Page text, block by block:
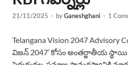
21/11/2025 - byGaneshghani - 1
Telangana Vision 2047 Advisory
విజన్ 2047’ కోసం అంతర్జాతీయ స్థాయి